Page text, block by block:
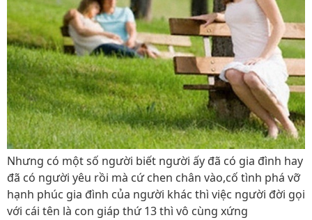
Nhưng có một số người biết người ấy đã có gia đình hay
đã có người yêu rồi mà cứ chen chân vào,cố tình phá vỡ
hạnh phúc gia đình của người khác thì việc người đời gọi
với cái tên là con giáp thứ 13 thì vô cùng xứng